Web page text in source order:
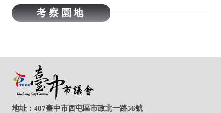
地址：407臺中市西屯區市政北一路56號